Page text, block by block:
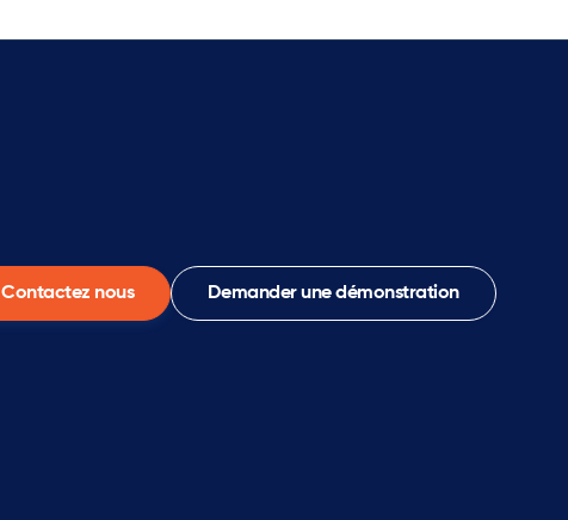
Contactez nous Demander une démonstration